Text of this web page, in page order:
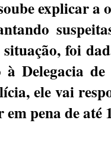
explicar a
foi
à Delegacia
ele vai
pena de até